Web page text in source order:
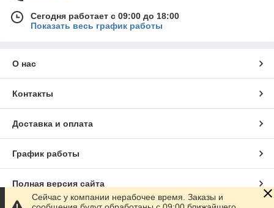
Сегодня работает с 09:00 до 18:00
Показать весь график работы
О нас
Контакты
Доставка и оплата
График работы
Полная версия сайта
Сейчас у компании нерабочее время. Заказы и